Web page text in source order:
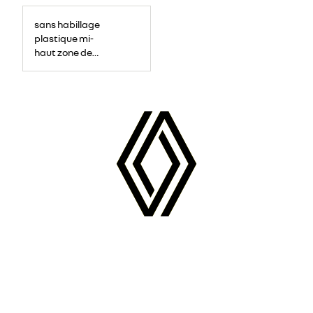
sans habillage
plastique mi-
haut zone de